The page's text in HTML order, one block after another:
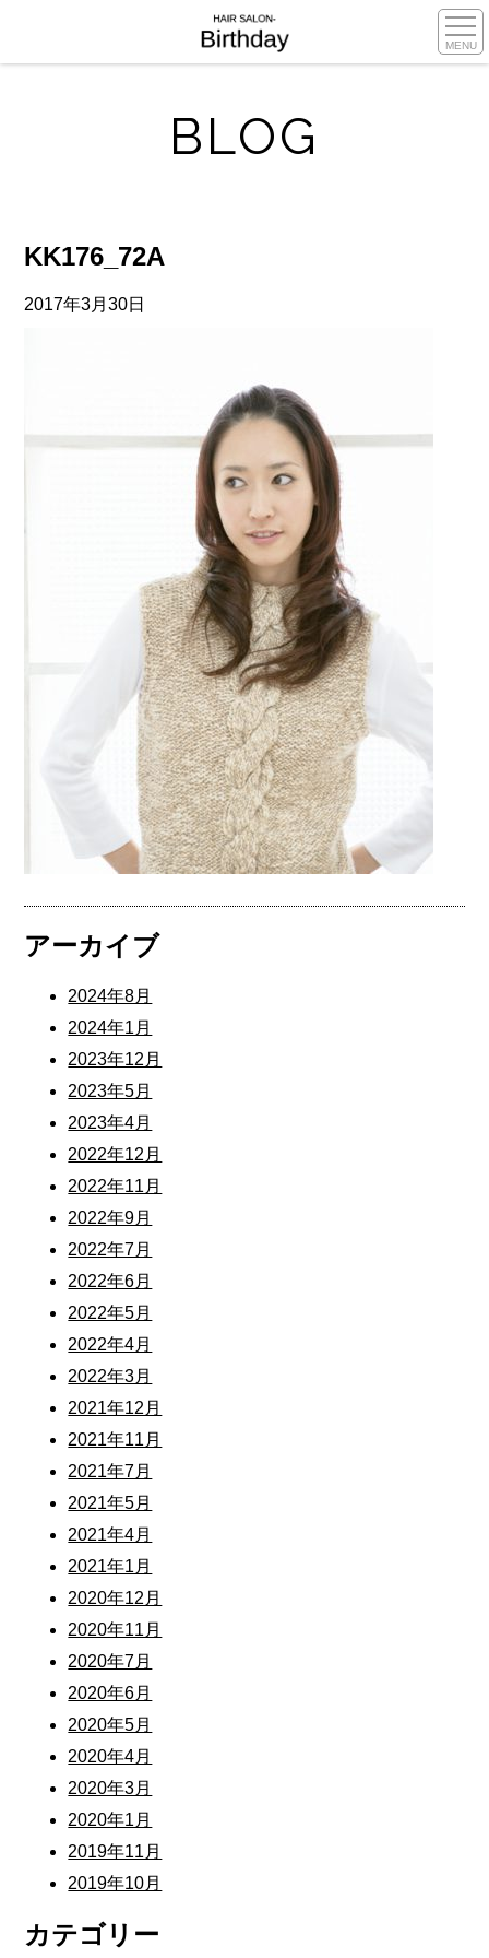
MENU
BLOG
KK176_72A
2017年3月30日
アーカイブ
2024年8月
2024年1月
2023年12月
2023年5月
2023年4月
2022年12月
2022年11月
2022年9月
2022年7月
2022年6月
2022年5月
2022年4月
2022年3月
2021年12月
2021年11月
2021年7月
2021年5月
2021年4月
2021年1月
2020年12月
2020年11月
2020年7月
2020年6月
2020年5月
2020年4月
2020年3月
2020年1月
2019年11月
2019年10月
カテゴリー